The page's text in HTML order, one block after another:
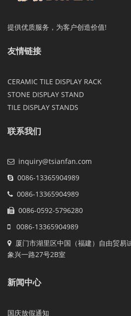
提供优质服务，为客户创造价值!
友情链接
CERAMIC TILE DISPLAY RACK
STONE DISPLAY STAND
TILE DISPLAY STANDS
联系我们
inquiry@tsianfan.com
0086-13365904989
0086-13365904989
0086-0592-5796280
0086-13365904989
厦门市湖里区中国（福建）自由贸易
象兴一路27号2B室
新闻中心
国庆放假通知